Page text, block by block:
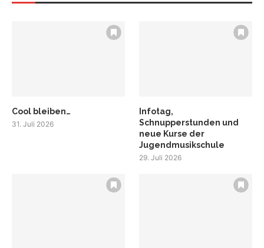
Cool bleiben…
31. Juli 2026
Infotag,
Schnupperstunden und
neue Kurse der
Jugendmusikschule
29. Juli 2026